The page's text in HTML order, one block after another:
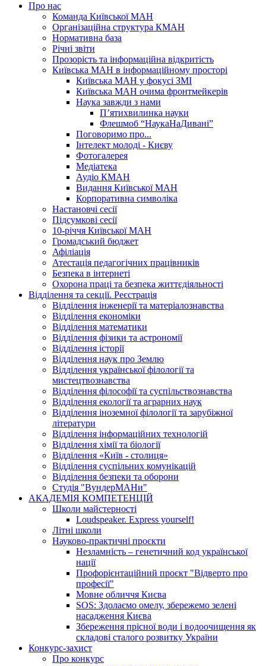
Про нас
Команда Київської МАН
Організаційна структура КМАН
Нормативна база
Річні звіти
Прозорість та інформаційна відкритість
Київська МАН в інформаційному просторі
Київська МАН у фокусі ЗМІ
Київська МАН очима фронтмейкерів
Наука завжди з нами
П’ятихвилинка науки
Флешмоб “НаукаНаДивані”
Поговоримо про...
Інтелект молоді - Києву
Фотогалерея
Медіатека
Аудіо КМАН
Видання Київської МАН
Корпоративна символіка
Настановчі сесії
Підсумкові сесії
10-річчя Київської МАН
Громадський бюджет
Афіліація
Атестація педагогічних працівників
Безпека в інтернеті
Охорона праці та безпека життєдіяльності
Відділення та секції. Реєстрація
Відділення інженерії та матеріалознавства
Відділення економіки
Відділення математики
Відділення фізики та астрономії
Відділення історії
Відділення наук про Землю
Відділення української філології та
мистецтвознавства
Відділення філософії та суспільствознавства
Відділення екології та аграрних наук
Відділення іноземної філології та зарубіжної
літератури
Відділення інформаційних технологій
Відділення хімії та біології
Відділення «Київ - столиця»
Відділення суспільних комунікацій
Відділення безпеки та оборони
Студія "ВундерМАНи"
АКАДЕМІЯ КОМПЕТЕНЦІЙ
Школи майстерності
Loudspeaker. Express yourself!
Літні школи
Науково-практичні проєкти
Незламність – генетичний код української
нації
Профорієнтаційний проєкт "Відверто про
професії"
Мовне обличчя Києва
SOS: Здолаємо омелу, збережемо зелені
насадження Києва
Збереження прісної води і водоочищення як
складові сталого розвитку України
Конкурс-захист
Про конкурс